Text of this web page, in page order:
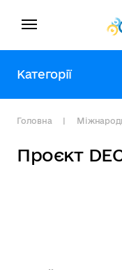
Категорії
Головна
Проєкт